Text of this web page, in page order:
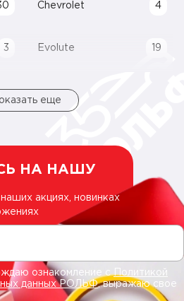
Chevrolet 4
3 Evolute 19
еще
НА НАШУ
акциях, новинках
ознакомление сПолитикой
данных РОЛЬФ, выражаю свое